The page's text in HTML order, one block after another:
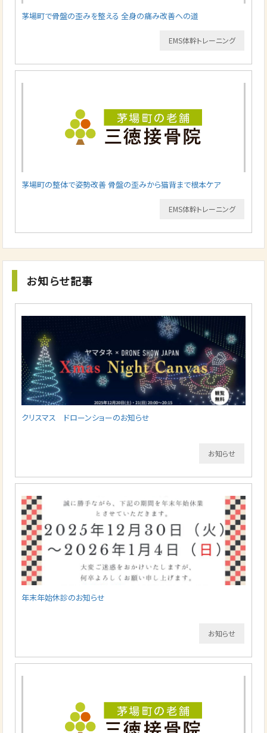
茅場町で骨盤の歪みを整える 全身の痛み改善への道
EMS体幹トレーニング
茅場町の整体で姿勢改善 骨盤の歪みから猫背まで根本ケア
EMS体幹トレーニング
お知らせ記事
クリスマス ドローンショーのお知らせ
お知らせ
年末年始休診のお知らせ
お知らせ